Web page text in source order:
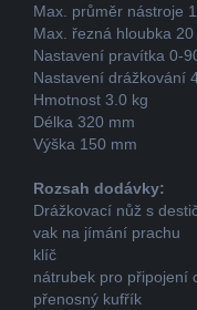
Max. průměr nástroje
Max. řezná hloubka 20
Nastavení pravítka 0-
Nastavení drážkování
Hmotnost 3.0 kg
Délka 320 mm
Výška 150 mm
Rozsah dodávky:
Drážkovací nůž s
vak na jímání prachu
klíč
nátrubek pro připojení
přenosný kufřík